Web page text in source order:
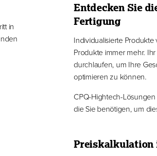
in
Entdecken Sie
Fertigung
Individualisierte
Produkte immer mehr.
durchlaufen, um Ihre
optimieren zu können.
CPQ-Hightech-
die Sie benötigen, um
Preiskalkulation